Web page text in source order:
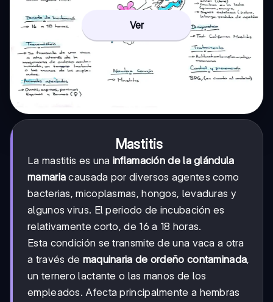
Ver
Mastitis
La mastitis es una inflamación de la glándula
mamaria causada por diversos agentes como
bacterias, micoplasmas, hongos, levaduras y
algunos virus. El periodo de incubación es
relativamente corto, de 16 a 18 horas.
Esta condición se transmite de una vaca a otra
a través de maquinaria de ordeño contaminada,
un ternero lactante o las manos de los
empleados. Afecta principalmente a hembras